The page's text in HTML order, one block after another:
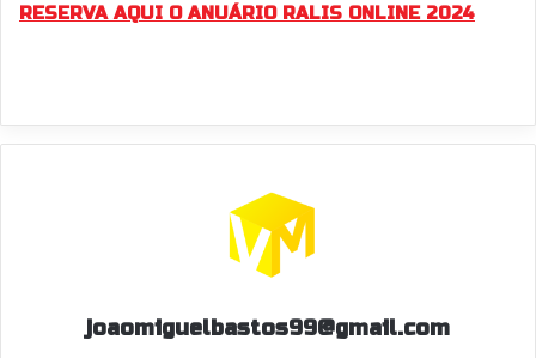
RESERVA AQUI O ANUÁRIO RALIS ONLINE 2024
joaomiguelbastos99@gmail.com